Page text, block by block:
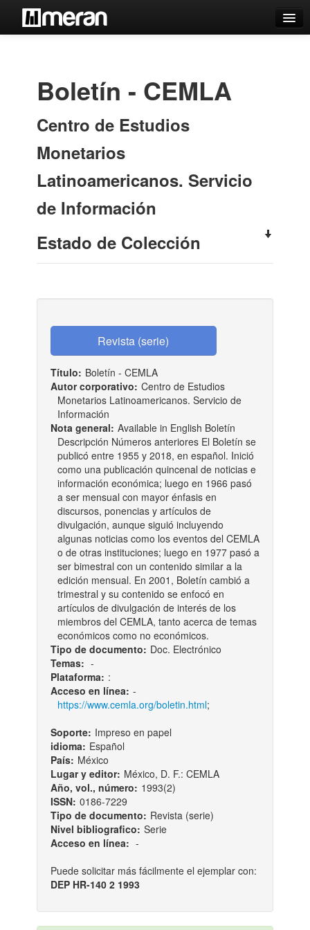
Estantes Virtuales
Contacto
Iniciar sesión
Boletín - CEMLA
Centro de Estudios
Monetarios
Latinoamericanos. Servicio
de Información
Estado de Colección
Título: Boletín - CEMLA
Autor corporativo: Centro de Estudios
Monetarios Latinoamericanos. Servicio de
Información
Nota general: Available in English Boletín
Descripción Números anteriores El Boletín se
publicó entre 1955 y 2018, en español. Inició
como una publicación quincenal de noticias e
información económica; luego en 1966 pasó
a ser mensual con mayor énfasis en
discursos, ponencias y artículos de
divulgación, aunque siguió incluyendo
algunas noticias como los eventos del CEMLA
o de otras instituciones; luego en 1977 pasó a
ser bimestral con un contenido similar a la
edición mensual. En 2001, Boletín cambió a
trimestral y su contenido se enfocó en
artículos de divulgación de interés de los
miembros del CEMLA, tanto acerca de temas
económicos como no económicos.
Tipo de documento: Doc. Electrónico
Temas: -
Plataforma: :
Acceso en línea: -
https://www.cemla.org/boletin.html;
Soporte: Impreso en papel
idioma: Español
País: México
Lugar y editor: México, D. F.: CEMLA
Año, vol., número: 1993(2)
ISSN: 0186-7229
Tipo de documento: Revista (serie)
Nivel bibliografico: Serie
Acceso en línea: -
Puede solicitar más fácilmente el ejemplar con:
DEP HR-140 2 1993